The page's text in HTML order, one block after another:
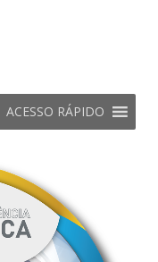
ACESSO RÁPIDO